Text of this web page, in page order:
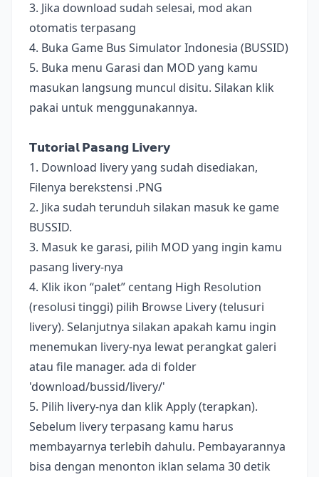
3. Jika download sudah selesai, mod akan
otomatis terpasang
4. Buka Game Bus Simulator Indonesia (BUSSID)
5. Buka menu Garasi dan MOD yang kamu
masukan langsung muncul disitu. Silakan klik
pakai untuk menggunakannya.
𝗧𝘂𝘁𝗼𝗿𝗶𝗮𝗹 𝗣𝗮𝘀𝗮𝗻𝗴 𝗟𝗶𝘃𝗲𝗿𝘆
1. Download livery yang sudah disediakan,
Filenya berekstensi .PNG
2. Jika sudah terunduh silakan masuk ke game
BUSSID.
3. Masuk ke garasi, pilih MOD yang ingin kamu
pasang livery-nya
4. Klik ikon “palet” centang High Resolution
(resolusi tinggi) pilih Browse Livery (telusuri
livery). Selanjutnya silakan apakah kamu ingin
menemukan livery-nya lewat perangkat galeri
atau file manager. ada di folder
'download/bussid/livery/'
5. Pilih livery-nya dan klik Apply (terapkan).
Sebelum livery terpasang kamu harus
membayarnya terlebih dahulu. Pembayarannya
bisa dengan menonton iklan selama 30 detik